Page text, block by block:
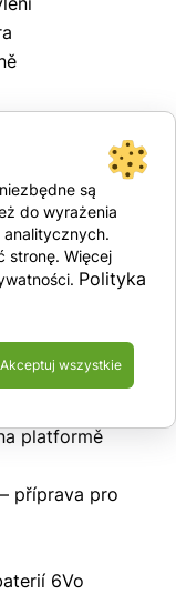
s
kapacitou a
platformě
příprava pro
6Vo
są
do wyrażenia
stronę. Więcej
Polityka
Akceptuj wszystkie